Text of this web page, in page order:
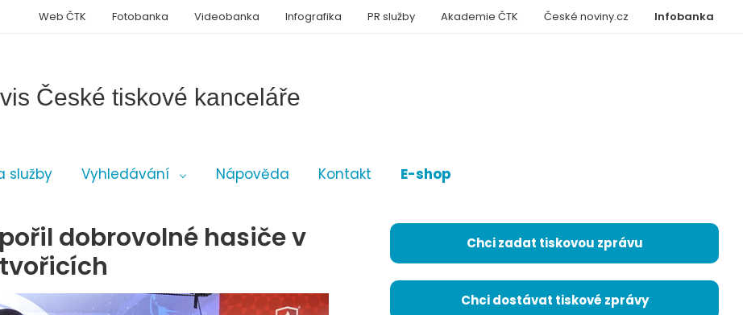
České tiskové kanceláře
služby Vyhledávání Nápověda Kontakt E-shop
Infobanka
Web ČTK Fotobanka Videobanka Infografika PR služby Akademie ČTK České noviny.cz
dobrovolné hasiče v
Chci zadat tiskovou zprávu
Chci dostávat tiskové zprávy